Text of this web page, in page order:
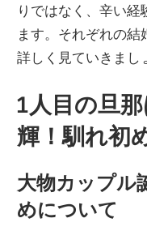
りではなく、辛い
ます。それぞれの結
詳しく見ていきまし
1人目の旦
輝！馴れ初
大物カップル
めについて